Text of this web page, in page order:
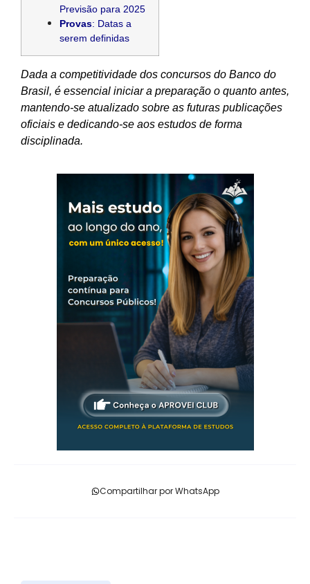
Previsão para 2025
Provas: Datas a
serem definidas
Dada a competitividade dos concursos do Banco do
Brasil, é essencial iniciar a preparação o quanto antes,
mantendo-se atualizado sobre as futuras publicações
oficiais e dedicando-se aos estudos de forma
disciplinada.
Compartilhar por WhatsApp